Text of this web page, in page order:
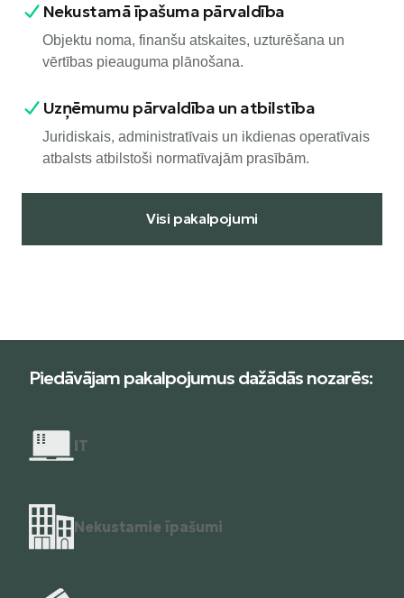
Nekustamā īpašuma pārvaldība
Objektu noma, finanšu atskaites, uzturēšana un
vērtības pieauguma plānošana.
Uzņēmumu pārvaldība un atbilstība
Juridiskais, administratīvais un ikdienas operatīvais
atbalsts atbilstoši normatīvajām prasībām.
Visi pakalpojumi
Piedāvājam pakalpojumus dažādās nozarēs:
IT
Nekustamie īpašumi